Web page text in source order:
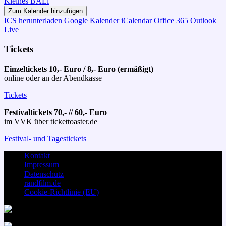
Zum Kalender hinzufügen
ICS herunterladen Google Kalender iCalendar Office 365 Outlook
Live
Tickets
Einzeltickets 10,- Euro / 8,- Euro (ermäßigt)
online oder an der Abendkasse
Tickets
Festivaltickets 70,- // 60,- Euro
im VVK über tickettoaster.de
Festival- und Tagestickets
Kontakt
Impressum
Datenschutz
randfilm.de
Cookie-Richtlinie (EU)